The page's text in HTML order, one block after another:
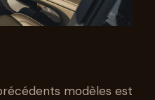
modèles est